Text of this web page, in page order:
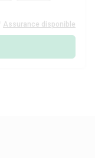
Assurance disponible